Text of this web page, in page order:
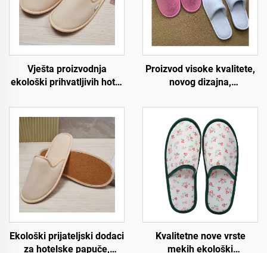
Vješta proizvodnja
ekološki prihvatljivih hotel
biorazgradivih papuča za
goste hotela, spa i
zrakoplovstvo
Proizvod visoke kvalitete,
novog dizajna,
protuklizne udobne meke
papuče za avio kompanije,
jednokratne luksuzne
hotelske papuče
Ekološki prijateljski dodaci
za hotelske papuče,
Kvalitetne nove vrste
mekih ekološki